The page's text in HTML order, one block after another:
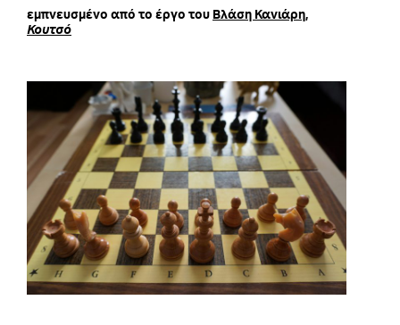
εμπνευσμένο από το έργο του Βλάση Κανιάρη,
Κουτσό